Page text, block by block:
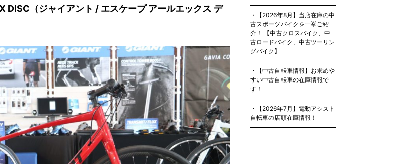
DISC（ジャイアント / エスケープ アールエックス デ
【2026年8月】当店在庫の中
古スポーツバイクを一挙ご紹
介！ 【中古クロスバイク、中
古ロードバイク、中古ツーリン
グバイク】
【中古自転車情報】お求めや
すい中古自転車の在庫情報で
す！
【2026年7月】電動アシスト
自転車の店頭在庫情報！